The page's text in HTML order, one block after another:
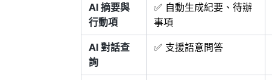
AI 摘要與
行動項
✅ 自動生成紀要、待辦
事項
AI 對話查
詢
✅ 支援語意問答